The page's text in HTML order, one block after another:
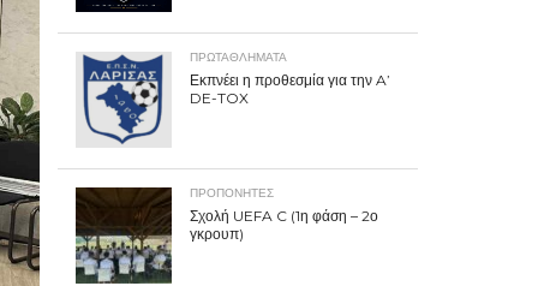
ΠΡΩΤΑΘΛΉΜΑΤΑ
Εκπνέει η προθεσμία για την A’
DE-TOX
ΠΡΟΠΟΝΗΤΈΣ
Σχολή UEFA C (1η φάση – 2ο
γκρουπ)